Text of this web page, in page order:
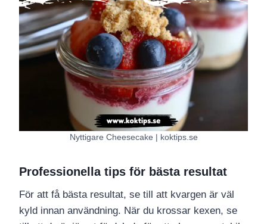
Nyttigare Cheesecake | koktips.se
Professionella tips för bästa resultat
För att få bästa resultat, se till att kvargen är väl
kyld innan användning. När du krossar kexen, se